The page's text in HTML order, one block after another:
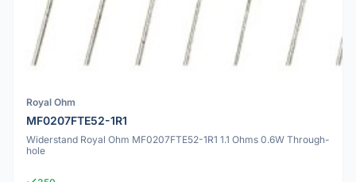
Royal Ohm
MF0207FTE52-1R1
Widerstand Royal Ohm MF0207FTE52-1R1 1.1 Ohms 0.6W Through-
hole